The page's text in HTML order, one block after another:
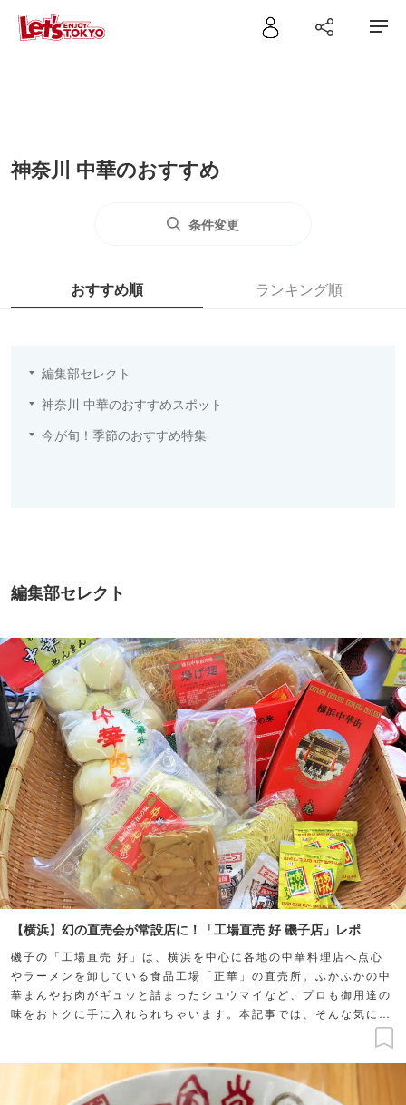
神奈川 中華のおすすめ
条件変更
おすすめ順 ランキング順
編集部セレクト
神奈川 中華のおすすめスポット
今が旬！季節のおすすめ特集
編集部セレクト
【横浜】幻の直売会が常設店に！「工場直売 好 磯子店」レポ
磯子の「工場直売 好」は、横浜を中心に各地の中華料理店へ点心
やラーメンを卸している食品工場「正華」の直売所。ふかふかの中
華まんやお肉がギュッと詰まったシュウマイなど、プロも御用達の
味をおトクに手に入れられちゃいます。本記事では、そんな気にな
るお店をレポート。自宅で調理して、その美味しさもご紹介しま